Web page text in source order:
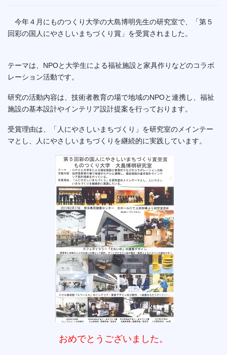
今年４月にものつくり大学の大島博明先生の研究室で、「第５
回彩の国人にやさしいまちづくり賞」を受賞されました。
テーマは、NPOと大学生による福祉施設と家具作りなどのコラボ
レーション活動です。
研究の活動内容は、技術者教育の場で地域のNPOと連携し、福祉
施設の基本設計やインテリア設計提案を行っております。
受賞理由は、「人にやさしいまちづくり」を研究室のメインテー
マとし、人にやさしいまちづくりを継続的に実践しています。
おめでとうございました。